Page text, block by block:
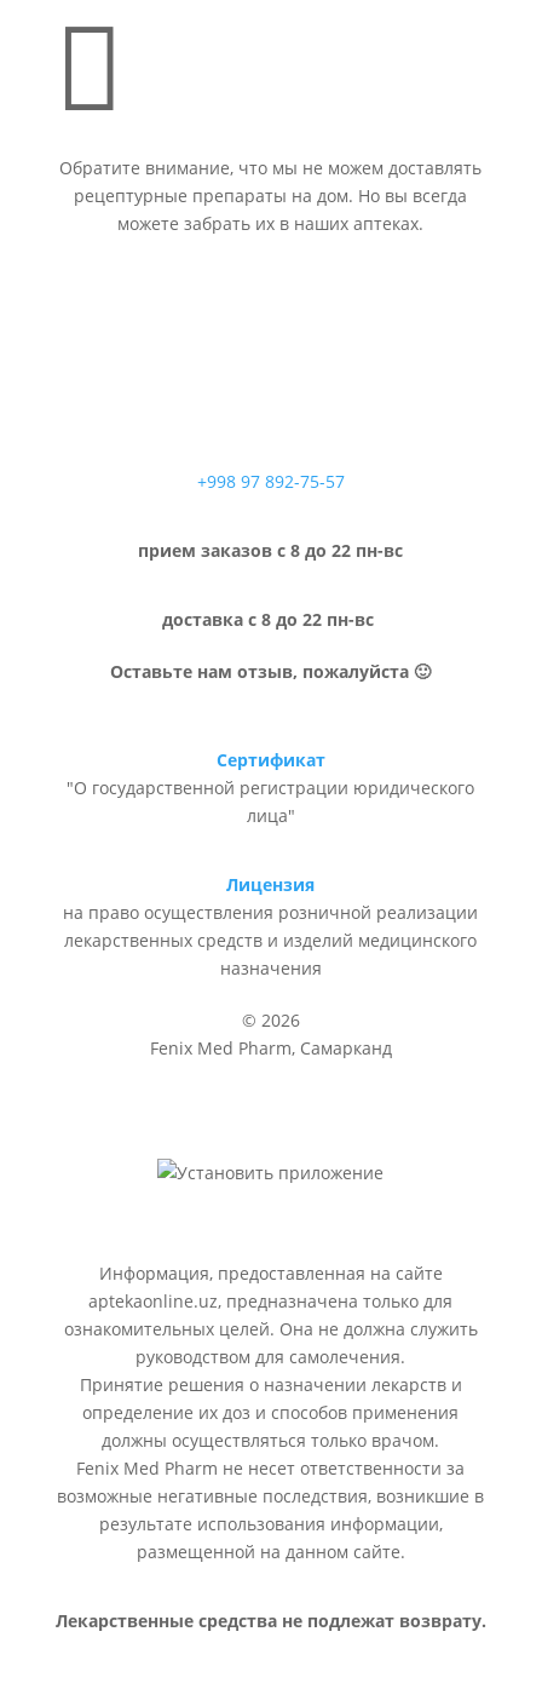

Обратите внимание, что мы не можем доставлять
рецептурные препараты на дом. Но вы всегда
можете забрать их в наших аптеках.
+998 97 892-75-57
прием заказов с 8 до 22 пн-вс
доставка с 8 до 22 пн-вс
Оставьте нам отзыв, пожалуйста 🙂
Сертификат
"О государственной регистрации юридического
лица"
Лицензия
на право осуществления розничной реализации
лекарственных средств и изделий медицинского
назначения
© 2026
Fenix Med Pharm, Самарканд
Информация, предоставленная на сайте
aptekaonline.uz, предназначена только для
ознакомительных целей. Она не должна служить
руководством для самолечения.
Принятие решения о назначении лекарств и
определение их доз и способов применения
должны осуществляться только врачом.
Fenix Med Pharm не несет ответственности за
возможные негативные последствия, возникшие в
результате использования информации,
размещенной на данном сайте.
Лекарственные средства не подлежат возврату.